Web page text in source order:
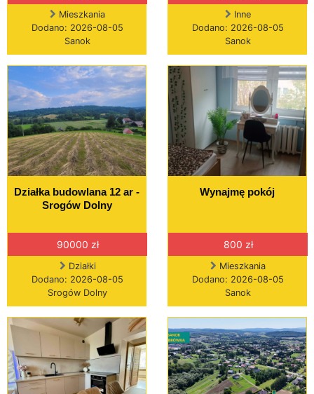
Mieszkania
Dodano: 2026-08-05
Sanok
Inne
Dodano: 2026-08-05
Sanok
Działka budowlana 12 ar -
Srogów Dolny
90000 zł
Działki
Dodano: 2026-08-05
Srogów Dolny
Wynajmę pokój
800 zł
Mieszkania
Dodano: 2026-08-05
Sanok